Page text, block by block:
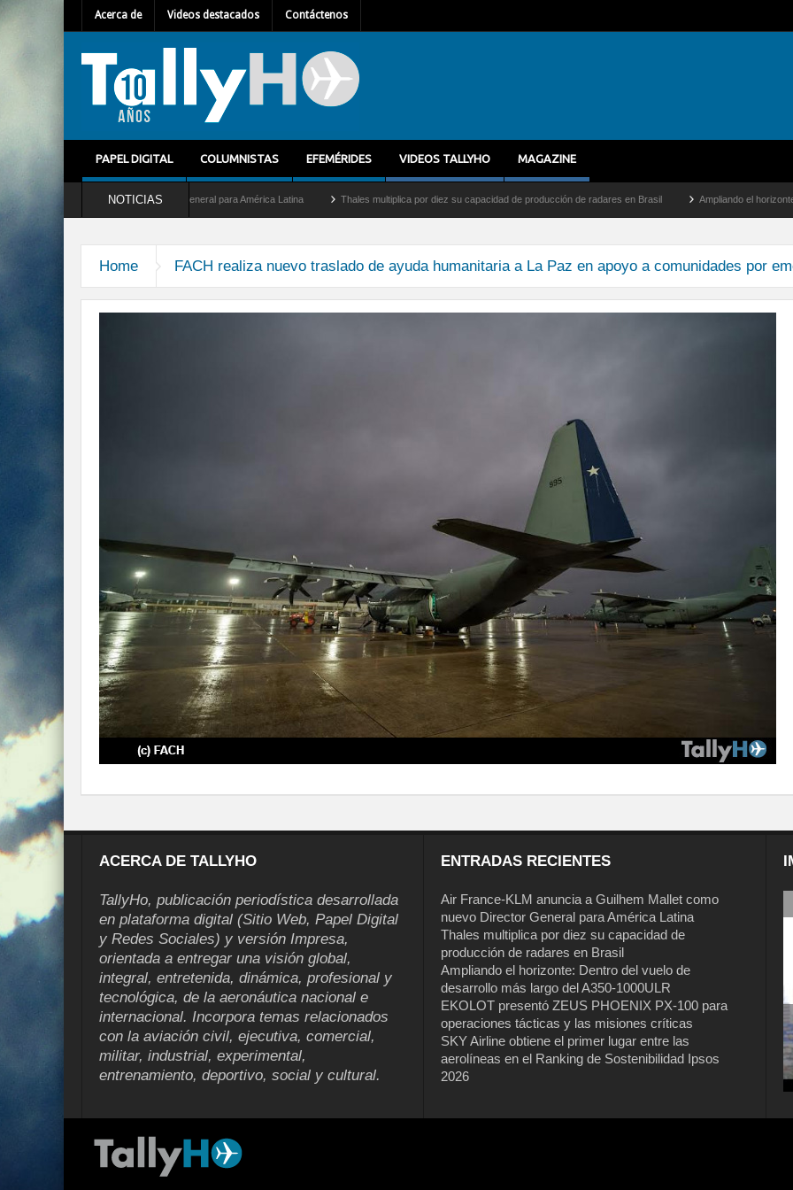
Acerca de Videos destacados Contáctenos
PAPEL DIGITAL COLUMNISTAS EFEMÉRIDES VIDEOS TALLYHO MAGAZINE
NOTICIAS
Mallet como nuevo Director General para América Latina Thales multiplica por diez su capacidad de producción de radares en Brasil Ampliando el horizonte:
Home FACH realiza nuevo traslado de ayuda humanitaria a La Paz en apoyo a comunidades por
continua-despliegue-transportando-ayuda-humanitaria-en-bolivia-
ACERCA DE TALLYHO
TallyHo, publicación periodística desarrollada
en plataforma digital (Sitio Web, Papel Digital
y Redes Sociales) y versión Impresa,
orientada a entregar una visión global,
integral, entretenida, dinámica, profesional y
tecnológica, de la aeronáutica nacional e
internacional. Incorpora temas relacionados
con la aviación civil, ejecutiva, comercial,
militar, industrial, experimental,
entrenamiento, deportivo, social y cultural.
ENTRADAS RECIENTES
Air France-KLM anuncia a Guilhem Mallet como
nuevo Director General para América Latina
Thales multiplica por diez su capacidad de
producción de radares en Brasil
Ampliando el horizonte: Dentro del vuelo de
desarrollo más largo del A350-1000ULR
EKOLOT presentó ZEUS PHOENIX PX-100 para
operaciones tácticas y las misiones críticas
SKY Airline obtiene el primer lugar entre las
aerolíneas en el Ranking de Sostenibilidad Ipsos
2026